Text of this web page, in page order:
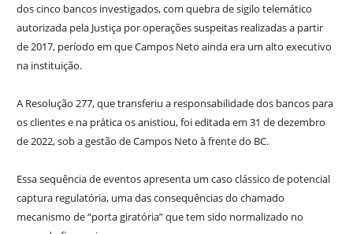
dos cinco bancos investigados, com quebra de sigilo telemático
autorizada pela Justiça por operações suspeitas realizadas a partir
de 2017, período em que Campos Neto ainda era um alto executivo
na instituição.
A Resolução 277, que transferiu a responsabilidade dos bancos para
os clientes e na prática os anistiou, foi editada em 31 de dezembro
de 2022, sob a gestão de Campos Neto à frente do BC.
Essa sequência de eventos apresenta um caso clássico de potencial
captura regulatória, uma das consequências do chamado
mecanismo de “porta giratória” que tem sido normalizado no